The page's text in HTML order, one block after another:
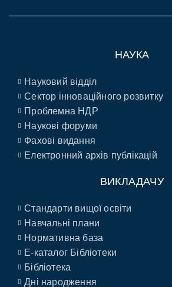
НАУКА
Науковий відділ
Сектор інноваційного розвитку
Проблемна НДР
Наукові форуми
Фахові видання
Електронний архів публікацій
ВИКЛАДАЧУ
Стандарти вищої освіти
Навчальні плани
Нормативна база
E-каталог Бібліотеки
Бібліотека
Дні народження